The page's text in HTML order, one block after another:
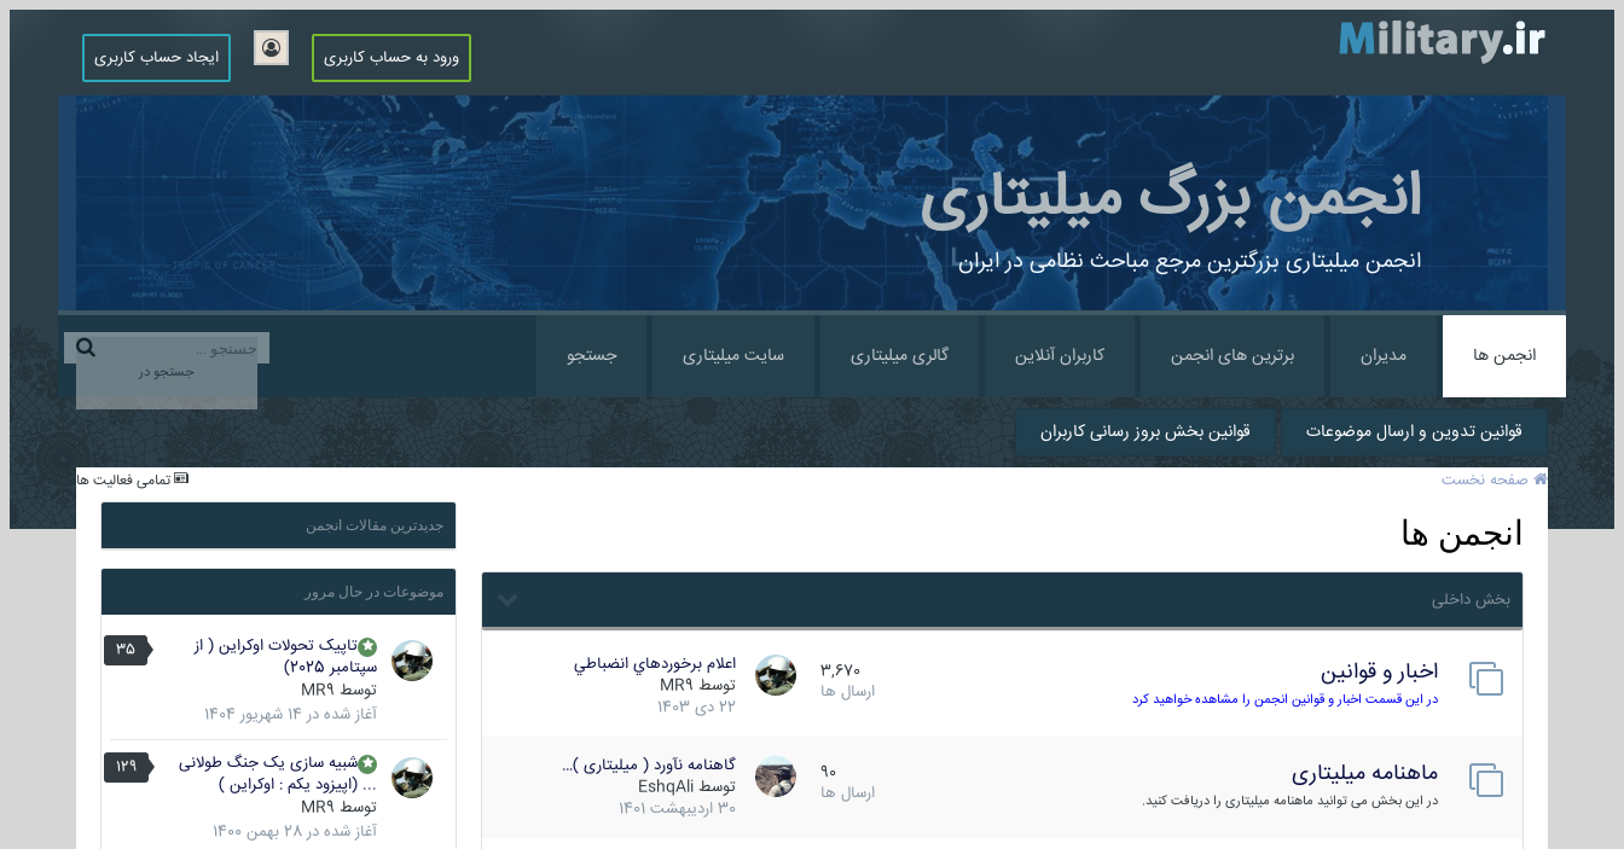
ورود به حساب کاربری ایجاد حساب کاربری
انجمن بزرگ میلیتاری
انجمن میلیتاری بزرگترین مرجع مباحث نظامی در ایران
جستجو در
انجمن ها مدیران برترین های انجمن کاربران آنلاین گالری میلیتاری سایت میلیتاری جستجو
قوانین تدوین و ارسال موضوعات قوانین بخش بروز رسانی کاربران
تمامی فعالیت ها صفحه نخست
انجمن ها
بخش داخلی
اخبار و قوانین
در این قسمت اخبار و قوانین انجمن را مشاهده خواهید کرد
3,670
ارسال ها
اعلام برخوردهاي انضباطي
توسط MR9
22 دی 1403
ماهنامه میلیتاری
در این بخش می توانید ماهنامه میلیتاری را دریافت کنید.
90
ارسال ها
گاهنامه نآورد ( میلیتاری )…
توسط EshqAli
30 اردیبهشت 1401
جدیدترین مقالات انجمن
موضوعات در حال مرور
35
تاپیک تحولات اوکراین ( از
سپتامبر 2025)
توسط MR9
آغاز شده در 14 شهریور 1404
129
شبیه سازی یک جنگ طولانی
... (اپیزود یکم : اوکراین )
توسط MR9
آغاز شده در 28 بهمن 1400